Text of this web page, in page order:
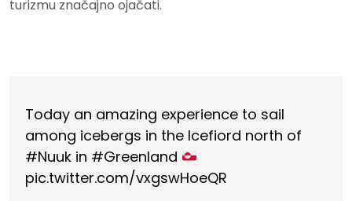
turizmu značajno ojačati.
Today an amazing experience to sail
among icebergs in the Icefiord north of
#Nuuk in #Greenland
pic.twitter.com/vxgswHoeQR